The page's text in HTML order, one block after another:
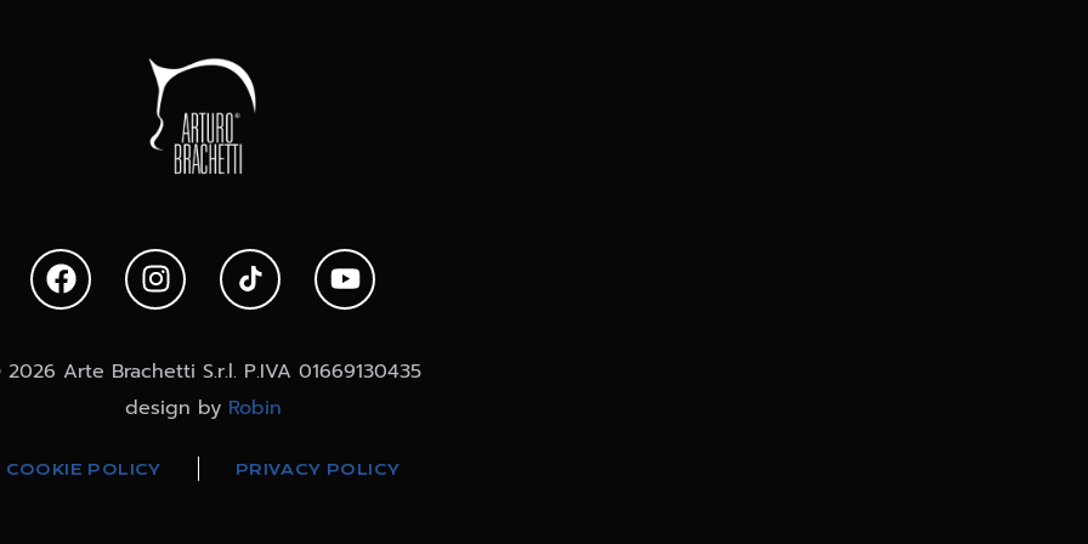
Arte Brachetti S.r.l. P.IVA 01669130435
design by Robin
COOKIE POLICY PRIVACY POLICY